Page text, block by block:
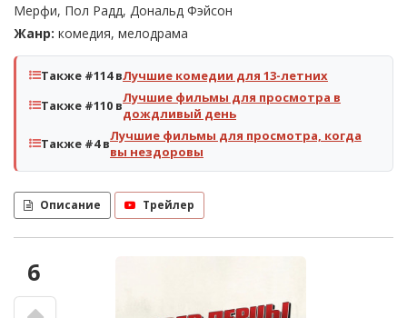
Мерфи, Пол Радд, Дональд Фэйсон
Жанр: комедия, мелодрама
Также #114 вЛучшие комедии для 13-летних
Также #110 вЛучшие фильмы для просмотра в
дождливый день
Также #4 вЛучшие фильмы для просмотра, когда
вы нездоровы
Описание Трейлер
6